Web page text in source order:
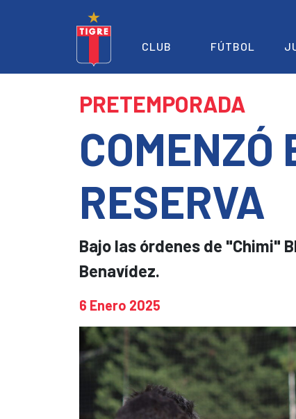
CLUB FÚTBOL
PRETEMPORADA
RESERVA
Bajo las órdenes de "Chimi"
Benavídez.
6 Enero 2025